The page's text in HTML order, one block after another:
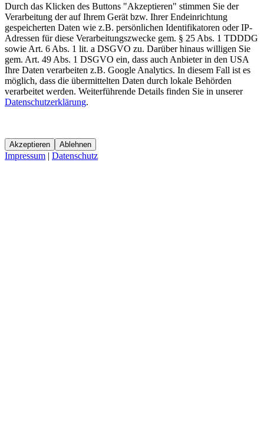
Durch das Klicken des Buttons "Akzeptieren" stimmen Sie der
Verarbeitung der auf Ihrem Gerät bzw. Ihrer Endeinrichtung
gespeicherten Daten wie z.B. persönlichen Identifikatoren oder IP-
Adressen für diese Verarbeitungszwecke gem. § 25 Abs. 1 TDDDG
sowie Art. 6 Abs. 1 lit. a DSGVO zu. Darüber hinaus willigen Sie
gem. Art. 49 Abs. 1 DSGVO ein, dass auch Anbieter in den USA
Ihre Daten verarbeiten z.B. Google Analytics. In diesem Fall ist es
möglich, dass die übermittelten Daten durch lokale Behörden
verarbeitet werden. Weiterführende Details finden Sie in unserer
Datenschutzerklärung.
Akzeptieren Ablehnen
Impressum | Datenschutz